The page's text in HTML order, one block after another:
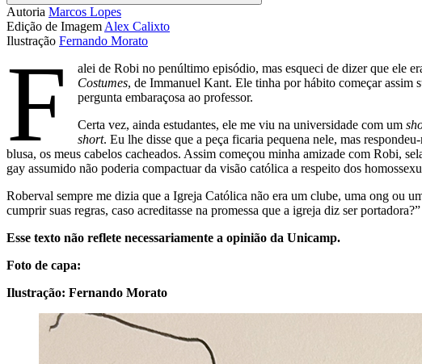
Compartilhar
Autoria Marcos Lopes
Edição de Imagem Alex Calixto
Ilustração Fernando Morato
F alei de Robi no penúltimo episódio, mas esqueci de dizer que ele
Costumes, de Immanuel Kant. Ele tinha por hábito começar assim
pergunta embaraçosa ao professor.
Certa vez, ainda estudantes, ele me viu na universidade com um
short. Eu lhe disse que a peça ficaria pequena nele, mas
blusa, os meus cabelos cacheados. Assim começou minha amizade com Robi,
gay assumido não poderia compactuar da visão católica a respeito dos
Roberval sempre me dizia que a Igreja Católica não era um clube, uma ong ou
cumprir suas regras, caso acreditasse na promessa que a igreja diz ser
Esse texto não reflete necessariamente a opinião da Unicamp.
Foto de capa:
Ilustração: Fernando Morato